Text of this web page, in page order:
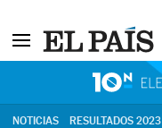
NOTICIAS RESULTADOS 2023